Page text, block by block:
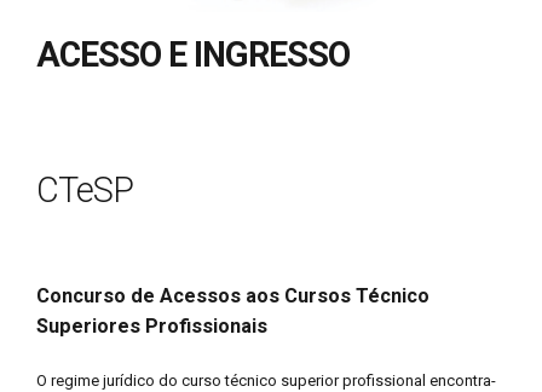
ACESSO E INGRESSO
CTeSP
Concurso de Acessos aos Cursos Técnico
Superiores Profissionais
O regime jurídico do curso técnico superior profissional encontra-